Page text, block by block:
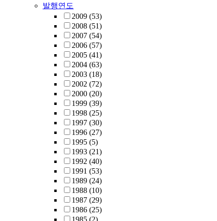
발행연도
2009 (53)
2008 (51)
2007 (54)
2006 (57)
2005 (41)
2004 (63)
2003 (18)
2002 (72)
2000 (20)
1999 (39)
1998 (25)
1997 (30)
1996 (27)
1995 (5)
1993 (21)
1992 (40)
1991 (53)
1989 (24)
1988 (10)
1987 (29)
1986 (25)
1985 (2)